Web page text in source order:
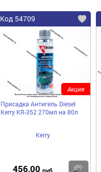
Купить
Код 54709
Присадка Антигель Diesel
Kerry KR-352 270мл на 80л
Kerry
456,00
Акция